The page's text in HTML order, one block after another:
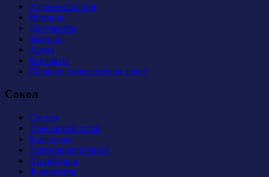
Администрация
История
Документы
Закупки
Арена
Контакты
Правила поведения на арене
Сокол
Состав
Тренерский штаб
Календарь
Турнирная таблица
Атрибутика
Фан-сектор